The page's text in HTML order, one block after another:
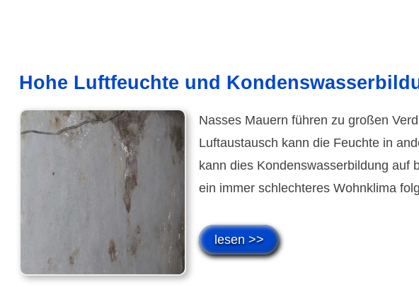
Hohe Luft­feuchte und
Nasses Mauern führen zu großen
Luftaus­tausch kann die Feuchte in
kann dies Kondens­wasser­bildung auf
ein immer schlechteres Wohn­klima
lesen >>